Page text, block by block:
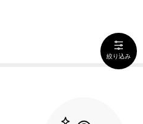
絞り込み